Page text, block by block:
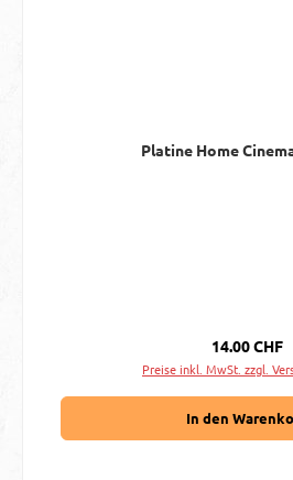
Platine Home
Regulärer
14.00 CHF
Preise inkl. MwSt. zzgl.
In den